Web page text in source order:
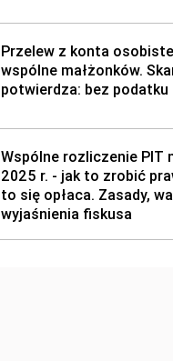
Przelew z konta
wspólne małżonków.
potwierdza: bez podatku
Wspólne rozliczenie PIT
2025 r. - jak to zrobić
to się opłaca. Zasady,
wyjaśnienia fiskusa